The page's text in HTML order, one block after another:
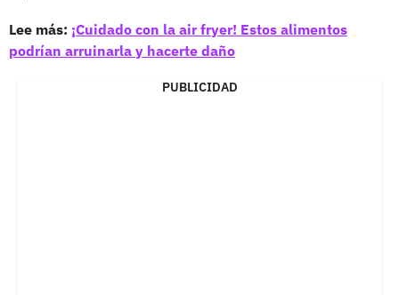
Lee más: ¡Cuidado con la air fryer! Estos alimentos
podrían arruinarla y hacerte daño
PUBLICIDAD